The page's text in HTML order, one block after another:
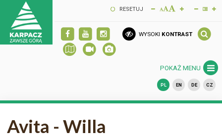
RESETUJ
WYSOKI KONTRAST
POKAŻ MENU
PL EN DE CZ
Avita - Willa